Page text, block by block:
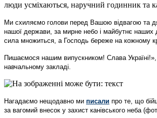
Ми схиляємо голови перед Вашою відвагою та
нашої держави, за мирне небо і майбутнє наших
сила множиться, а Господь береже на кожному
Пишаємося нашим випускником! Слава
навчальному закладі.
Нагадаємо нещодавно ми писали про те, що
за вагомий внесок у захист канівського неба